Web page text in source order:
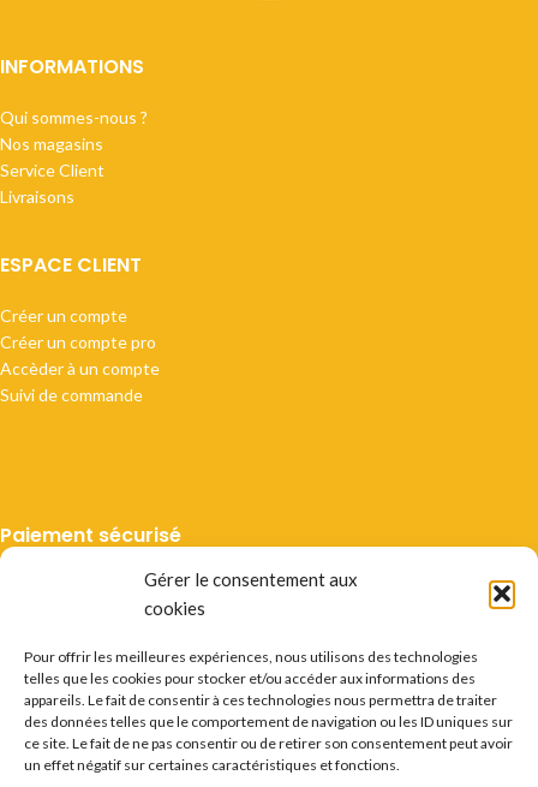
Gérer le consentement aux
cookies
Pour offrir les meilleures expériences, nous utilisons des technologies
telles que les cookies pour stocker et/ou accéder aux informations des
appareils. Le fait de consentir à ces technologies nous permettra de traiter
des données telles que le comportement de navigation ou les ID uniques sur
ce site. Le fait de ne pas consentir ou de retirer son consentement peut avoir
un effet négatif sur certaines caractéristiques et fonctions.
INFORMATIONS
Qui sommes-nous ?
Nos magasins
Service Client
Livraisons
ESPACE CLIENT
Créer un compte
Créer un compte pro
Accèder à un compte
Suivi de commande
Paiement sécurisé
Livraison suivie